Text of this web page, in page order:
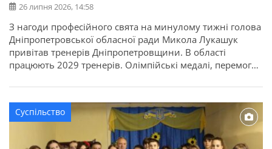
26 липня 2026, 14:58
З нагоди професійного свята на минулому тижні голова
Дніпропетровської обласної ради Микола Лукашук
привітав тренерів Дніпропетровщини. В області
працюють 2029 тренерів. Олімпійські медалі, перемоги
починаються з їхньої щоденної роботи. Тренер не
просто навчає спорту. Він виховує характер. Не кожна
дитина, яка приходить до спортивної секції, стане
чемпіоном. Але тренер […]
Суспільство